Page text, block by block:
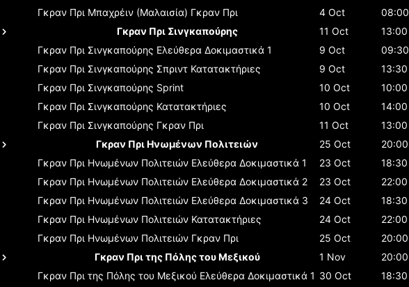
Γκραν Πρι Μπαχρέιν (Μαλαισία) Γκραν Πρι 4 Oct
08:00
Γκραν Πρι Σινγκαπούρης
11 Oct
13:00
Γκραν Πρι Σινγκαπούρης Ελεύθερα Δοκιμαστικά 1 9 Oct
09:30
Γκραν Πρι Σινγκαπούρης Σπριντ Κατατακτήριες 9 Oct
13:30
Γκραν Πρι Σινγκαπούρης Sprint 10 Oct
10:00
Γκραν Πρι Σινγκαπούρης Κατατακτήριες 10 Oct
14:00
Γκραν Πρι Σινγκαπούρης Γκραν Πρι 11 Oct
13:00
Γκραν Πρι Ηνωμένων Πολιτειών
25 Oct
20:00
Γκραν Πρι Ηνωμένων Πολιτειών Ελεύθερα Δοκιμαστικά 1 23 Oct
18:30
Γκραν Πρι Ηνωμένων Πολιτειών Ελεύθερα Δοκιμαστικά 2 23 Oct
22:00
Γκραν Πρι Ηνωμένων Πολιτειών Ελεύθερα Δοκιμαστικά 3 24 Oct
18:30
Γκραν Πρι Ηνωμένων Πολιτειών Κατατακτήριες 24 Oct
22:00
Γκραν Πρι Ηνωμένων Πολιτειών Γκραν Πρι 25 Oct
20:00
Γκραν Πρι της Πόλης του Μεξικού
1 Nov
20:00
Γκραν Πρι της Πόλης του Μεξικού Ελεύθερα Δοκιμαστικά 1 30 Oct 18:30